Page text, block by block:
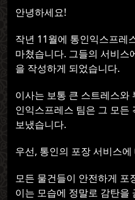
안녕하세요!
작년 11월에 통인익스프레
마쳤습니다. 그들의 서비스
을 작성하게 되었습니다.
이사는 보통 큰 스트레스와
인익스프레스 팀은 그 모든
보냈습니다.
우선, 통인의 포장 서비스
모든 물건들이 안전하게 포
이는 모습에 정말로 감탄을